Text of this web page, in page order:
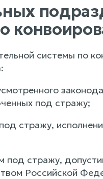
системы по
под стражу;
стражу,
стражу,
Российской